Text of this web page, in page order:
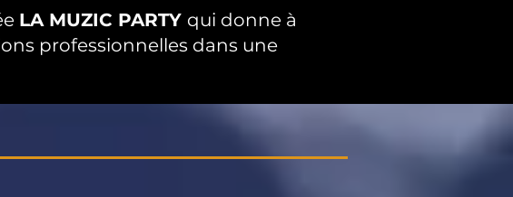
LA MUZIC PARTY qui donne à
professionnelles dans une